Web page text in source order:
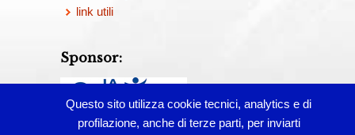
link utili
Sponsor:
Questo sito utilizza cookie tecnici, analytics e di
profilazione, anche di terze parti, per inviarti